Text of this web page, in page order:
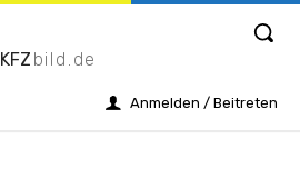
KFZ bild.de
Anmelden / Beitreten